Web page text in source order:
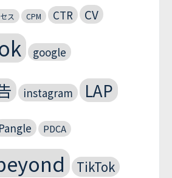
ス CPM CTR CV
google
instagram LAP
Pangle PDCA
TikTok